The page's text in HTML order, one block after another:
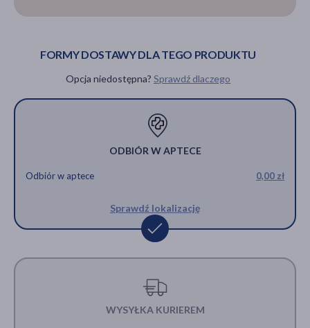
FORMY DOSTAWY DLA TEGO PRODUKTU
Opcja niedostępna? Sprawdź dlaczego
ODBIÓR W APTECE
Odbiór w aptece 0,00 zł
Sprawdź lokalizację
WYSYŁKA KURIEREM